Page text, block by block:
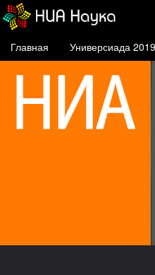
Главная Универсиада 2019